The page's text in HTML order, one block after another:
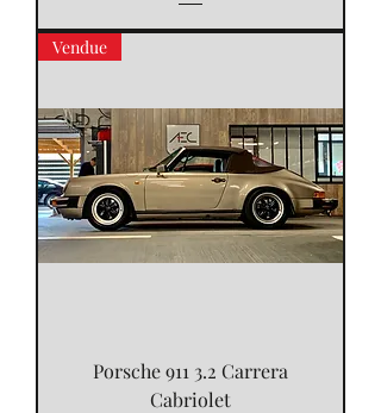
Vendue
Porsche 911 3.2 Carrera
Cabriolet